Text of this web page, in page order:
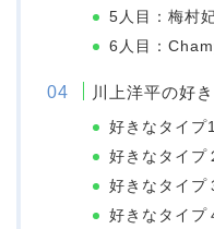
5人目：梅村
6人目：
川上洋平の好
好きなタイプ
好きなタイプ
好きなタイプ
好きなタイプ